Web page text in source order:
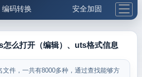
编码转换 安全加固
生活便民 更多工具
5.1支付宝大红包
么打开（编辑）、uts格式信息
文件，一共有8000多种，通过查找能够方